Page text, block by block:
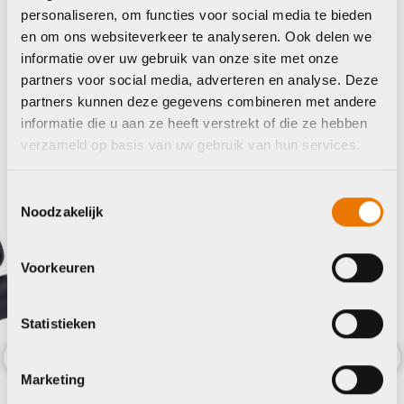
personaliseren, om functies voor social media te bieden
en om ons websiteverkeer te analyseren. Ook delen we
informatie over uw gebruik van onze site met onze
partners voor social media, adverteren en analyse. Deze
partners kunnen deze gegevens combineren met andere
informatie die u aan ze heeft verstrekt of die ze hebben
verzameld op basis van uw gebruik van hun services.
Noodzakelijk
Voorkeuren
Statistieken
Marketing
Maak je fiets compleet
Bekijk alle accessoires
Previous
Ergon